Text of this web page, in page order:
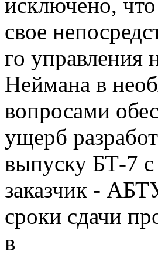
исключено,
свое
го управления
Неймана в
вопросами
ущерб
выпуску БТ-7
заказчик -
сроки сдачи
в